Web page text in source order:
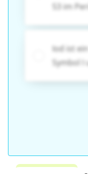
53 im
Iod ist
Symbol I